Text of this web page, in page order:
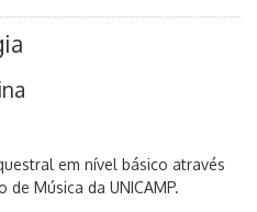
em nível básico através
Música da UNICAMP.